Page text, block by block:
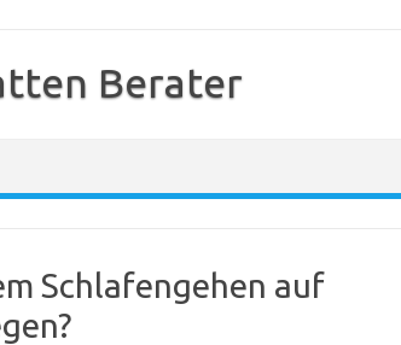
Berater
Schlafengehen auf